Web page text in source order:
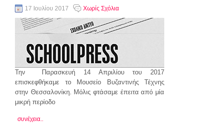
17 Ιουλίου 2017 Χωρίς Σχόλια
Την Παρασκευή 14 Απριλίου του 2017
επισκεφθήκαμε το Μουσείο Βυζαντινής Τέχνης
στην Θεσσαλονίκη. Μόλις φτάσαμε έπειτα από μία
μικρή περίοδο
συνέχεια..